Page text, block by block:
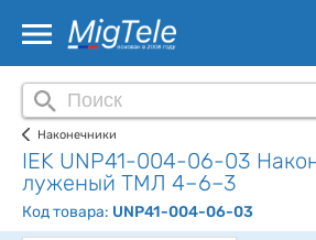
Наконечники
IEK UNP41-004-06-03
луженый ТМЛ 4–6–3
Код товара: UNP41-004-06-03